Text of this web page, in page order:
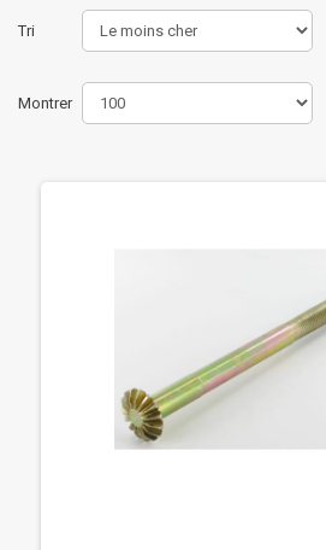
Tri
Montrer